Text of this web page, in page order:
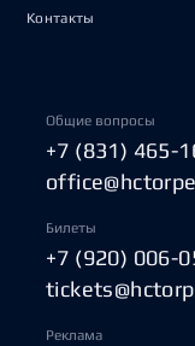
Контакты
Общие вопросы
+7 (831) 465-
Билеты
+7 (920) 006-
Реклама